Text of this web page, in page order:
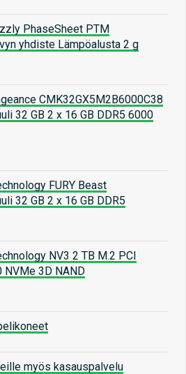
PhaseSheet PTM
yhdiste Lämpöalusta 2 g
CMK32GX5M2B6000C38
32 GB 2 x 16 GB DDR5 6000
FURY Beast
32 GB 2 x 16 GB DDR5
NV3 2 TB M.2 PCI
NVMe 3D NAND
myös kasauspalvelu